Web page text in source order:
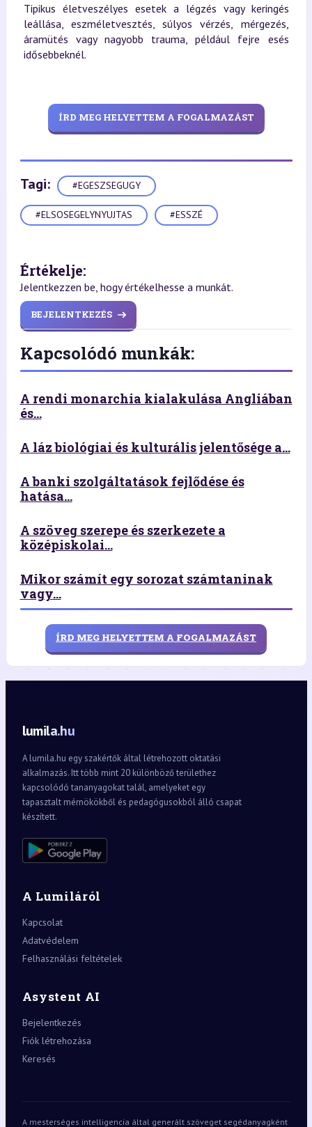
Tipikus életveszélyes esetek a légzés vagy keringés
leállása, eszméletvesztés, súlyos vérzés, mérgezés,
áramütés vagy nagyobb trauma, például fejre esés
idősebbeknél.
ÍRD MEG HELYETTEM A FOGALMAZÁST
Tagi: #EGESZSEGUGY
#ELSOSEGELYNYUJTAS #ESSZÉ
Értékelje:
Jelentkezzen be, hogy értékelhesse a munkát.
BEJELENTKEZÉS
Kapcsolódó munkák:
A rendi monarchia kialakulása Angliában
és...
A láz biológiai és kulturális jelentősége a...
A banki szolgáltatások fejlődése és
hatása...
A szöveg szerepe és szerkezete a
középiskolai...
Mikor számít egy sorozat számtaninak
vagy...
ÍRD MEG HELYETTEM A FOGALMAZÁST
lumila.hu
A lumila.hu egy szakértők által létrehozott oktatási
alkalmazás. Itt több mint 20 különböző területhez
kapcsolódó tananyagokat talál, amelyeket egy
tapasztalt mérnökökből és pedagógusokból álló csapat
készített.
A Lumiláról
Kapcsolat
Adatvédelem
Felhasználási feltételek
Asystent AI
Bejelentkezés
Fiók létrehozása
Keresés
A mesterséges intelligencia által generált szöveget segédanyagként